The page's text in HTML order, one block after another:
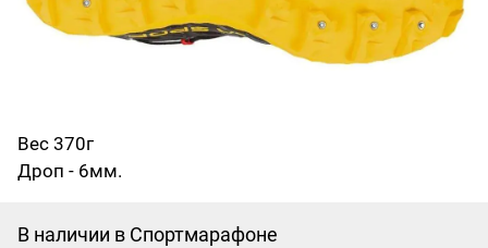
Вес 370г
Дроп - 6мм.
В наличии в Спортмарафоне